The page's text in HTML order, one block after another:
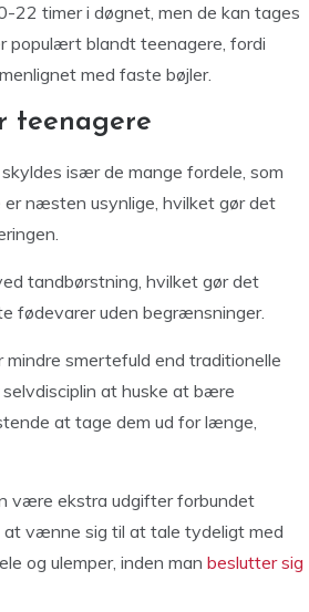
22 timer i døgnet, men de kan tages
populært blandt teenagere, fordi
med faste bøjler.
teenagere
især de mange fordele, som
næsten usynlige, hvilket gør det
tandbørstning, hvilket gør det
fødevarer uden begrænsninger.
smertefuld end traditionelle
at huske at bære
at tage dem ud for længe,
være ekstra udgifter forbundet
at vænne sig til at tale tydeligt med
og ulemper, inden man beslutter sig